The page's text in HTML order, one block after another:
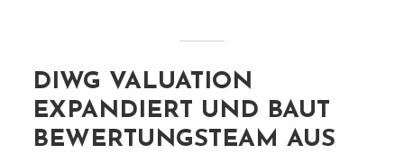
DIWG VALUATION
EXPANDIERT UND BAUT
BEWERTUNGSTEAM AUS